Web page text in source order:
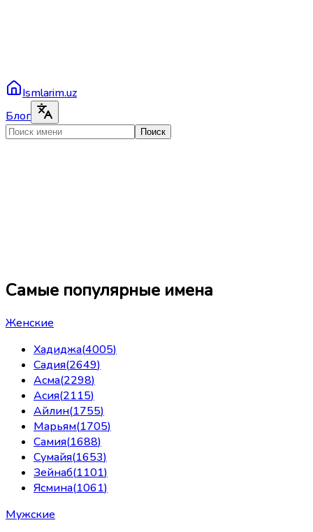
Ismlarim.uz
Блог
Поиск
Самые популярные имена
Женские
Хадиджа(4005)
Садия(2649)
Асма(2298)
Асия(2115)
Айлин(1755)
Марьям(1705)
Самия(1688)
Сумайя(1653)
Зейнаб(1101)
Ясмина(1061)
Мужские